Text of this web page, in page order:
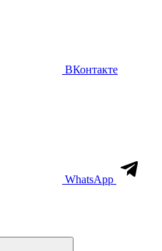
ВКонтакте
WhatsApp